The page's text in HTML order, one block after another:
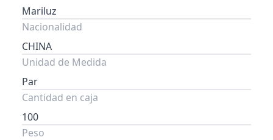
Mariluz
Nacionalidad
CHINA
Unidad de Medida
Par
Cantidad en caja
100
Peso